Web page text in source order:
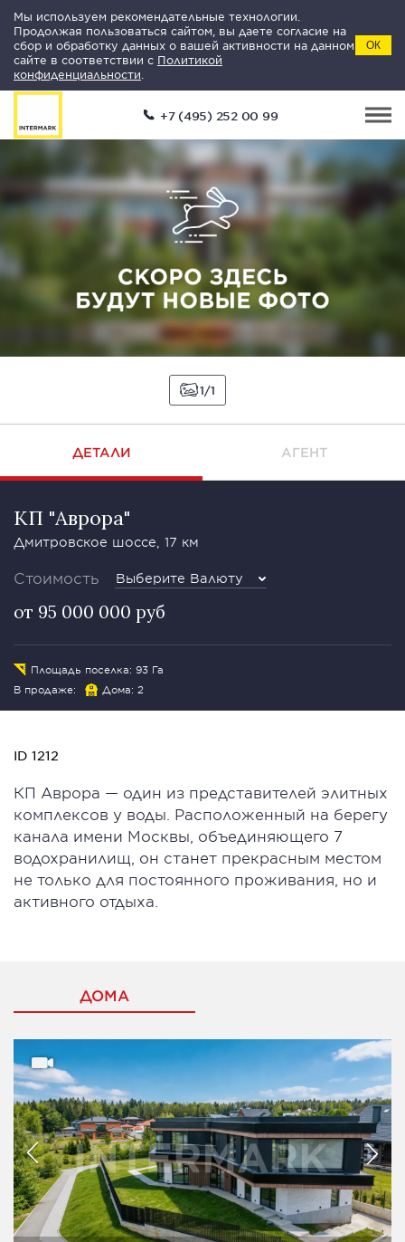
Мы используем рекомендательные технологии.
Продолжая пользоваться сайтом, вы даете согласие на
сбор и обработку данных о вашей активности на данном
сайте в соответствии с Политикой
конфиденциальности
ОК
+7 (495) 252 00 99
1 1
ДЕТАЛИ АГЕНТ
КП "Аврора"
Дмитровское шоссе, 17 км
Стоимость Выберите Валюту
от 95 000 000 руб
Площадь поселка: 93 Га
В продаже:
Дома: 2
ID 1212
КП Аврора — один из представителей элитных
комплексов у воды. Расположенный на берегу
канала имени Москвы, объединяющего 7
водохранилищ, он станет прекрасным местом
не только для постоянного проживания, но и
активного отдыха.
ДОМА